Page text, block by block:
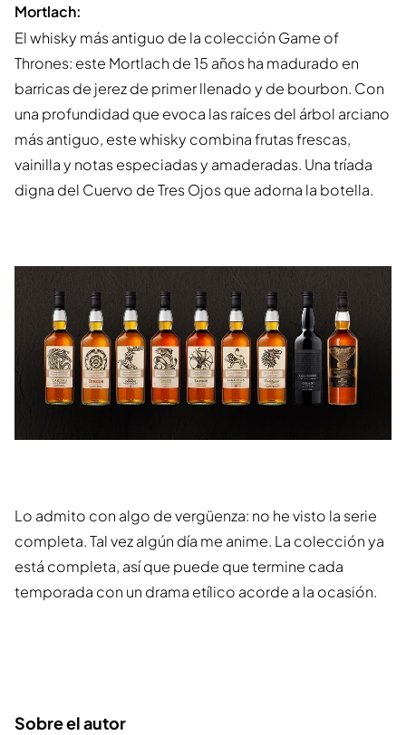
Mortlach:
El whisky más antiguo de la colección Game of
Thrones: este Mortlach de 15 años ha madurado en
barricas de jerez de primer llenado y de bourbon. Con
una profundidad que evoca las raíces del árbol arciano
más antiguo, este whisky combina frutas frescas,
vainilla y notas especiadas y amaderadas. Una tríada
digna del Cuervo de Tres Ojos que adorna la botella.
Lo admito con algo de vergüenza: no he visto la serie
completa. Tal vez algún día me anime. La colección ya
está completa, así que puede que termine cada
temporada con un drama etílico acorde a la ocasión.
Sobre el autor